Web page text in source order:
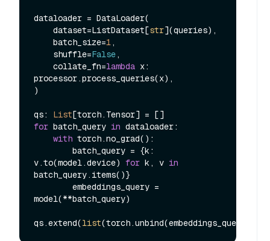
dataloader = DataLoader(
    dataset=ListDataset[
str](queries),
    batch_size=
1 ,
    shuffle=
False ,
    collate_fn=
lambda x:
processor.process_queries(x),
)
qs: List
for batch_query in dataloader:
with torch.no_grad():
v.to(model.device) for k, v in
batch_query.items()}
model(**batch_query)
qs.extend(list(torch.unbind(embeddings_query.to(